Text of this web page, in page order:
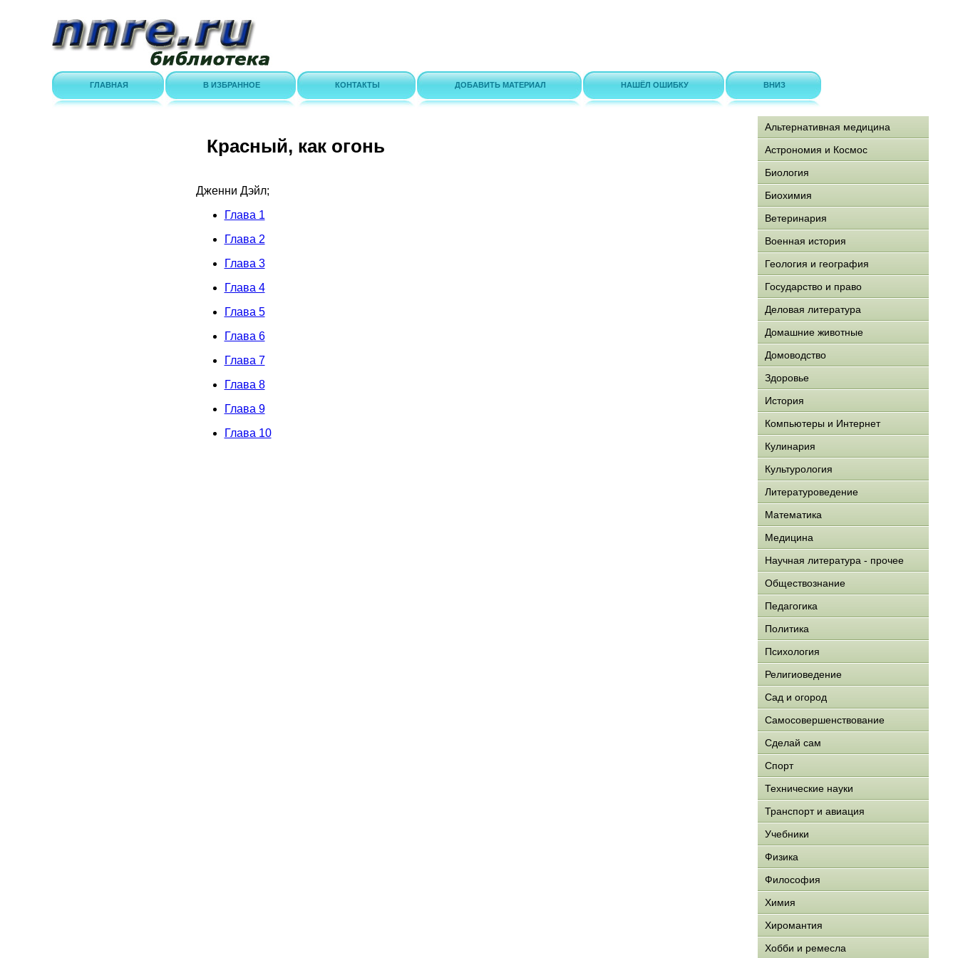
ГЛАВНАЯ В ИЗБРАННОЕ КОНТАКТЫ ДОБАВИТЬ МАТЕРИАЛ НАШЁЛ ОШИБКУ ВНИЗ
Красный, как огонь
Дженни Дэйл;
Глава 1
Глава 2
Глава 3
Глава 4
Глава 5
Глава 6
Глава 7
Глава 8
Глава 9
Глава 10
Альтернативная медицина
Астрономия и Космос
Биология
Биохимия
Ветеринария
Военная история
Геология и география
Государство и право
Деловая литература
Домашние животные
Домоводство
Здоровье
История
Компьютеры и Интернет
Кулинария
Культурология
Литературоведение
Математика
Медицина
Научная литература - прочее
Обществознание
Педагогика
Политика
Психология
Религиоведение
Сад и огород
Самосовершенствование
Сделай сам
Спорт
Технические науки
Транспорт и авиация
Учебники
Физика
Философия
Химия
Хиромантия
Хобби и ремесла